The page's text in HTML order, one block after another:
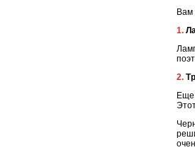
Вам
1.
2.
Еще